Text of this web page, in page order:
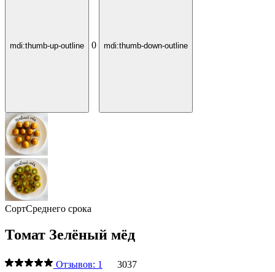
mdi:thumb-up-outline 0 mdi:thumb-down-outline
СортСреднего срока
Томат Зелёный мёд
Отзывов: 1
3037